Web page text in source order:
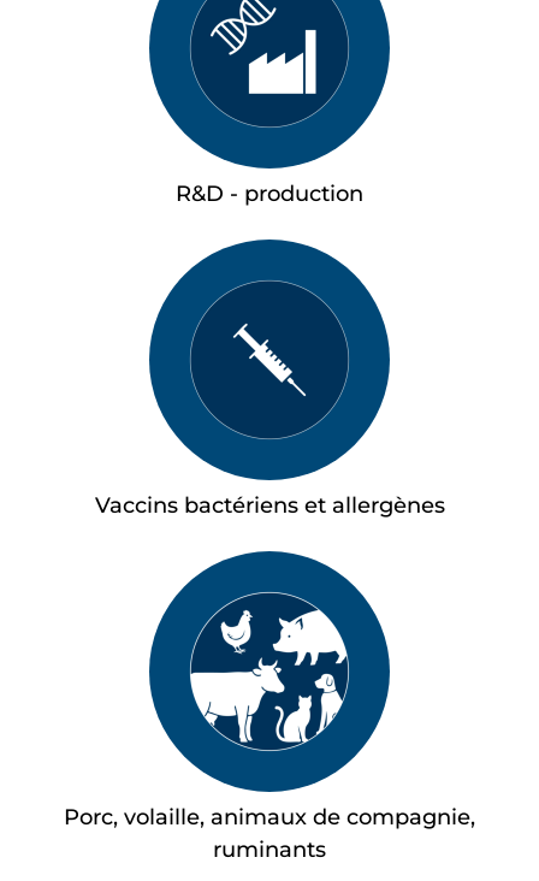
R&D - production
Vaccins bactériens et allergènes
Porc, volaille, animaux de compagnie,
ruminants